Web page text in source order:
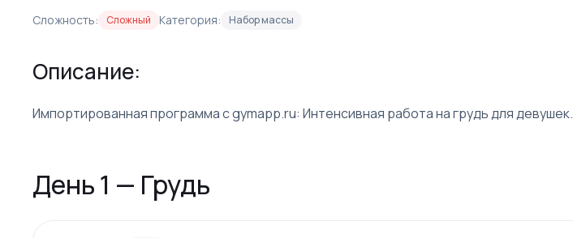
Сложность: Сложный Категория: Набор массы
Описание:
Импортированная программа с gymapp.ru: Интенсивная работа на грудь для девушек.
День 1 — Грудь